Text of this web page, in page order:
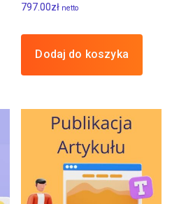
797.00zł netto
Dodaj do koszyka